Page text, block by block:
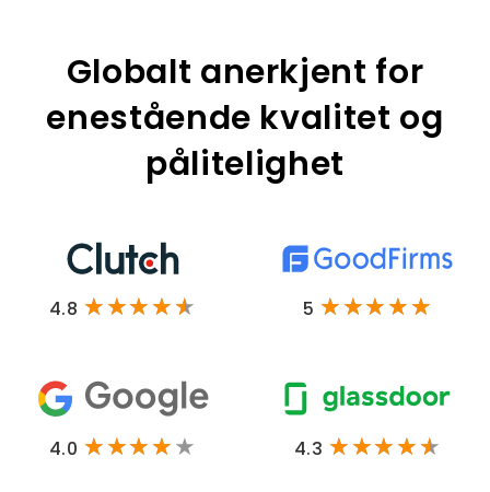
Globalt anerkjent for
enestående kvalitet og
pålitelighet
4.8 5
4.0 4.3